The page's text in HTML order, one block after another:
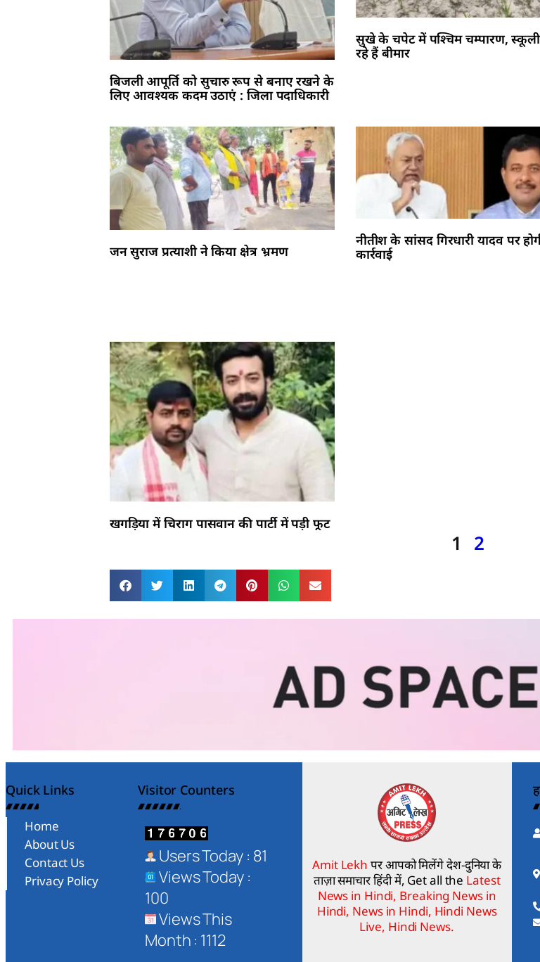
बिजली आपूर्ति को सुचारु रूप से बनाए रखने के
लिए आवश्यक कदम उठाएं : जिला पदाधिकारी
सुखे के चपेट में पश्चिम चम्पारण,
रहे हैं बीमार
जन सुराज प्रत्याशी ने किया क्षेत्र भ्रमण
नीतीश के सांसद गिरधारी यादव पर
कार्रवाई
खगड़िया में चिराग पासवान की पार्टी में पड़ी फूट
1 2
Quick Links
Home
About Us
Contact Us
Privacy Policy
Visitor Counters
Users Today : 81
Views Today :
100
Views This
Month : 1112
Amit Lekh पर आपको मिलेंगे देश-दुनिया के
ताज़ा समाचार हिंदी में, Get all the Latest
News in Hindi, Breaking News in
Hindi, News in Hindi, Hindi News
Live, Hindi News.